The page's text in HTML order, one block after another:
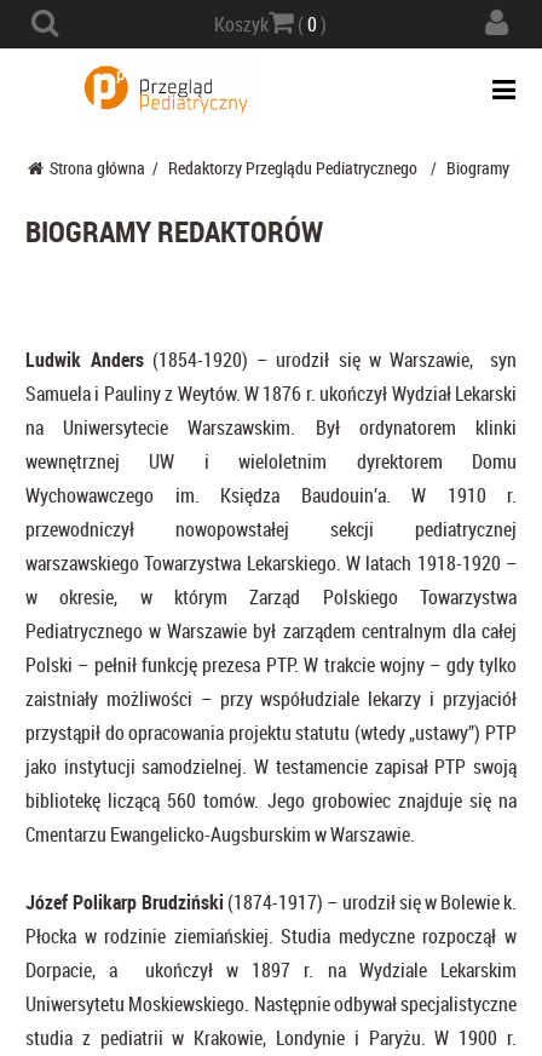
Koszyk (0)
Strona główna / Redaktorzy Przeglądu Pediatrycznego / Biogramy
BIOGRAMY REDAKTORÓW
Ludwik Anders (1854-1920) – urodził się w Warszawie, syn
Samuela i Pauliny z Weytów. W 1876 r. ukończył Wydział Lekarski
na Uniwersytecie Warszawskim. Był ordynatorem klinki
wewnętrznej UW i wieloletnim dyrektorem Domu
Wychowawczego im. Księdza Baudouin’a. W 1910 r.
przewodniczył nowopowstałej sekcji pediatrycznej
warszawskiego Towarzystwa Lekarskiego. W latach 1918-1920 –
w okresie, w którym Zarząd Polskiego Towarzystwa
Pediatrycznego w Warszawie był zarządem centralnym dla całej
Polski – pełnił funkcję prezesa PTP. W trakcie wojny – gdy tylko
zaistniały możliwości – przy współudziale lekarzy i przyjaciół
przystąpił do opracowania projektu statutu (wtedy „ustawy”) PTP
jako instytucji samodzielnej. W testamencie zapisał PTP swoją
bibliotekę liczącą 560 tomów. Jego grobowiec znajduje się na
Cmentarzu Ewangelicko-Augsburskim w Warszawie.
Józef Polikarp Brudziński (1874-1917) – urodził się w Bolewie k.
Płocka w rodzinie ziemiańskiej. Studia medyczne rozpoczął w
Dorpacie, a ukończył w 1897 r. na Wydziale Lekarskim
Uniwersytetu Moskiewskiego. Następnie odbywał specjalistyczne
studia z pediatrii w Krakowie, Londynie i Paryżu. W 1900 r.